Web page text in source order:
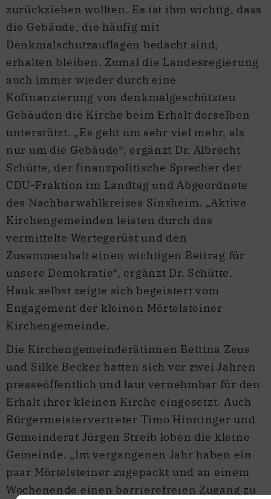
zurückziehen wollten. Es ist ihm wichtig, dass
die Gebäude, die häufig mit
Denkmalschutzauflagen bedacht sind,
erhalten bleiben. Zumal die Landesregierung
auch immer wieder durch eine
Kofinanzierung von denkmalgeschützten
Gebäuden die Kirche beim Erhalt derselben
unterstützt. „Es geht um sehr viel mehr, als
nur um die Gebäude“, ergänzt Dr. Albrecht
Schütte, der finanzpolitische Sprecher der
CDU-Fraktion im Landtag und Abgeordnete
des Nachbarwahlkreises Sinsheim. „Aktive
Kirchengemeinden leisten durch das
vermittelte Wertegerüst und den
Zusammenhalt einen wichtigen Beitrag für
unsere Demokratie“, ergänzt Dr. Schütte.
Hauk selbst zeigte sich begeistert vom
Engagement der kleinen Mörtelsteiner
Kirchengemeinde.
Die Kirchengemeinderätinnen Bettina Zeus
und Silke Becker hatten sich vor zwei Jahren
presseöffentlich und laut vernehmbar für den
Erhalt ihrer kleinen Kirche eingesetzt. Auch
Bürgermeistervertreter Timo Hinninger und
Gemeinderat Jürgen Streib loben die kleine
Gemeinde. „Im vergangenen Jahr haben ein
paar Mörtelsteiner zugepackt und an einem
Wochenende einen barrierefreien Zugang zu